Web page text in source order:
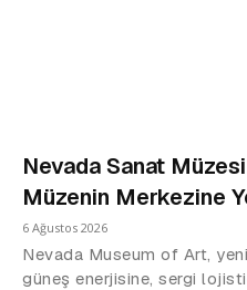
Nevada Sanat
Müzenin Merkezine
6 Ağustos 2026
Nevada Museum of Art,
güneş enerjisine, sergi